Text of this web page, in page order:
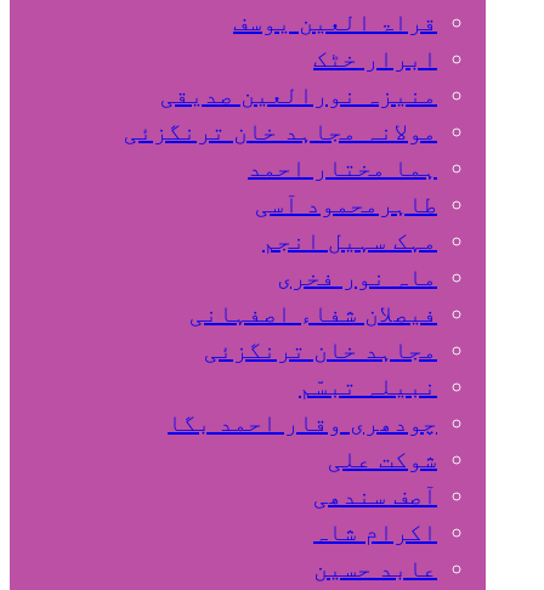
قراۃ العین یوسف
ابرار خٹک
منیزہ نورالعین صدیقی
مولانہ مجاہد خان ترنگزئی
ہما مختار احمد
طاہرمحمود آسی
مہک سہیل انجم
ماہ نور فخری
فیصلان شفاء اصفہانی
مجاہد خان ترنگزئی
نبیلہ تبسّم
چودھری وقار احمد بگا
شوکت علی
آصف سندھی
اکرام شاہ
عابد حسین